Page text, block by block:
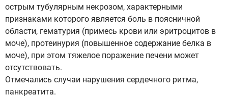
острым тубулярным некрозом, характерными
признаками которого является боль в поясничной
области, гематурия (примесь крови или эритроцитов в
моче), протеинурия (повышенное содержание белка в
моче), при этом тяжелое поражение печени может
отсутствовать.
Отмечались случаи нарушения сердечного ритма,
панкреатита.